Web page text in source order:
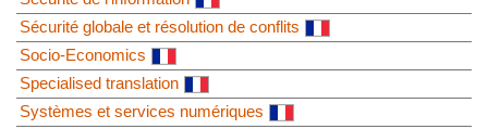
Sécurité globale et résolution de conflits
Socio-Economics
Specialised translation
Systèmes et services numériques